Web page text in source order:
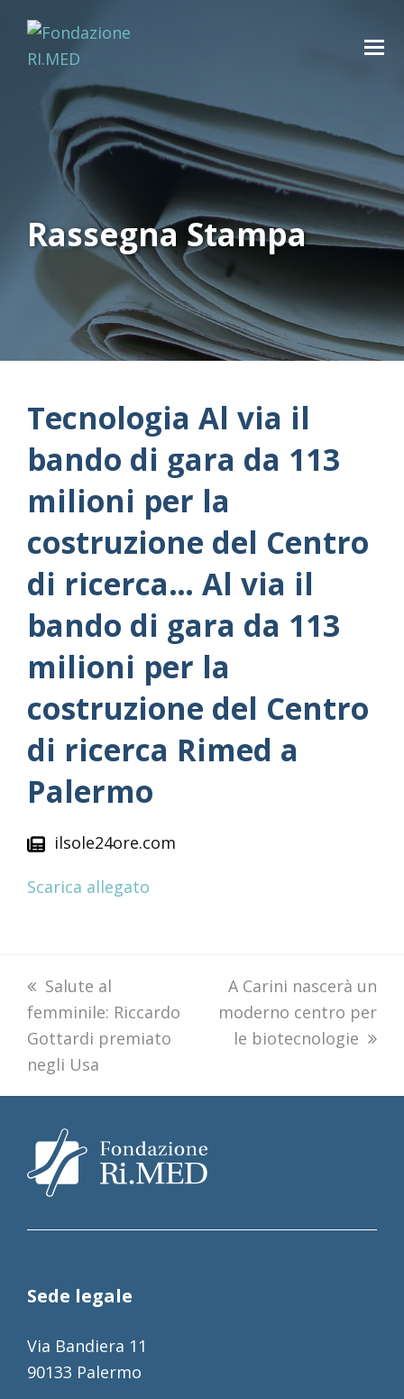
Rassegna Stampa
Tecnologia Al via il
bando di gara da 113
milioni per la
costruzione del Centro
di ricerca… Al via il
bando di gara da 113
milioni per la
costruzione del Centro
di ricerca Rimed a
Palermo
ilsole24ore.com
Scarica allegato
previous
post:
Salute al
femminile: Riccardo
Gottardi premiato
negli Usa
next
post:
A Carini nascerà un
moderno centro per
le biotecnologie
Sede legale
Via Bandiera 11
90133 Palermo